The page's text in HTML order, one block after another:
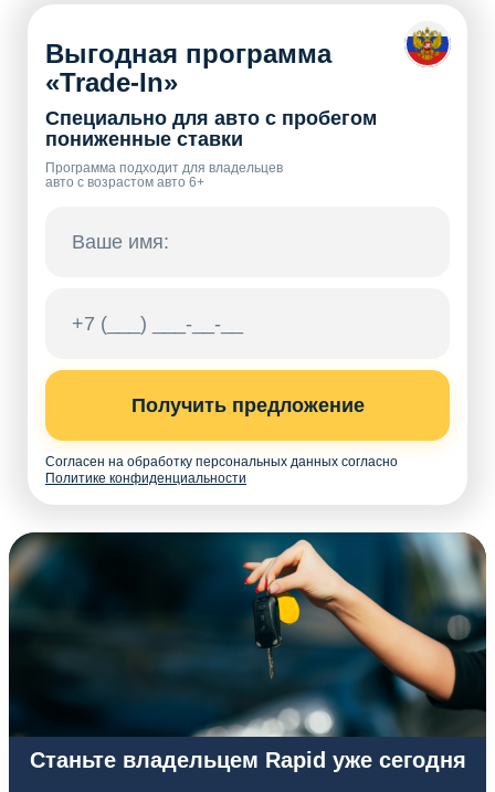
Выгодная программа
«Trade-In»
Специально для авто с пробегом
пониженные ставки
Программа подходит для владельцев
авто с возрастом авто 6+
Получить предложение
Согласен на обработку персональных данных согласно
Политике конфиденциальности
Станьте владельцем Rapid уже сегодня